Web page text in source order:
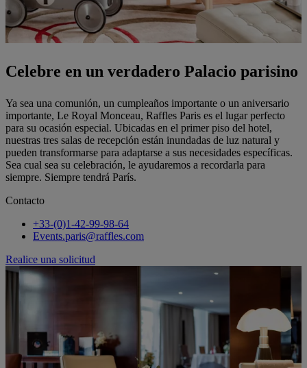
Celebre en un verdadero Palacio parisino
Ya sea una comunión, un cumpleaños importante o un aniversario
importante, Le Royal Monceau, Raffles Paris es el lugar perfecto
para su ocasión especial. Ubicadas en el primer piso del hotel,
nuestras tres salas de recepción están inundadas de luz natural y
pueden transformarse para adaptarse a sus necesidades específicas.
Sea cual sea su celebración, le ayudaremos a recordarla para
siempre. Siempre tendrá París.
Contacto
+33-(0)1-42-99-98-64
Events.paris@raffles.com
Realice una solicitud